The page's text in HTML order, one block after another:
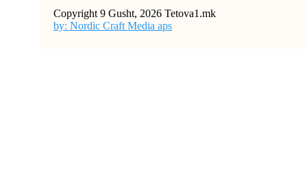
Copyright 9 Gusht, 2026 Tetova1.mk
by: Nordic Craft Media aps